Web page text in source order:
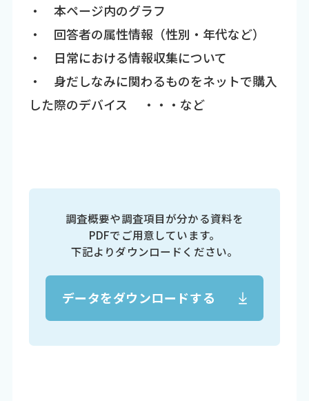
・ 本ページ内のグラフ
・ 回答者の属性情報（性別・年代など）
・ 日常における情報収集について
・ 身だしなみに関わるものをネットで購入
した際のデバイス ・・・など
調査概要や調査項目が分かる資料を
PDFでご用意しています。
下記よりダウンロードください。
データをダウンロードする